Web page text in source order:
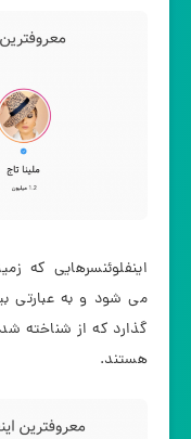
اینفلوئنسرهایی که
می شود و به عبارتی
گذارد که از شناخته
هستند.